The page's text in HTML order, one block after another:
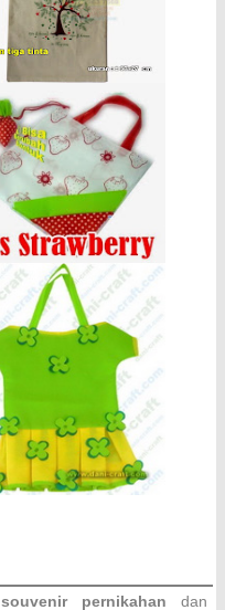
souvenir pernikahandan